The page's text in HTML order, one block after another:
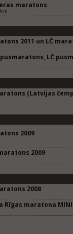
maratons
2011 un LČ
pusmaratons, LČ
(Latvijas
2009
2009
2008
Rīgas maratona